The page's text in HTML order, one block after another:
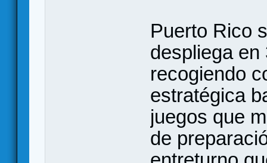
Puerto Rico
despliega
recogiendo
estratégica
juegos que
de